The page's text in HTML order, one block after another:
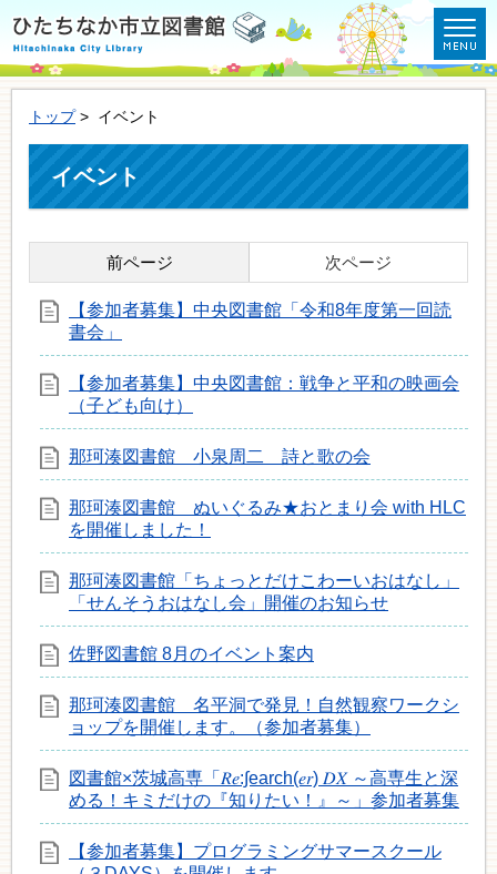
トップ> イベント
イベント
前ページ 次ページ
【参加者募集】中央図書館「令和8年度第一回読
書会」
【参加者募集】中央図書館：戦争と平和の映画会
（子ども向け）
那珂湊図書館 小泉周二 詩と歌の会
那珂湊図書館 ぬいぐるみ★おとまり会 with HLC
を開催しました！
那珂湊図書館「ちょっとだけこわーいおはなし」
「せんそうおはなし会」開催のお知らせ
佐野図書館 8月のイベント案内
那珂湊図書館 名平洞で発見！自然観察ワークシ
ョップを開催します。（参加者募集）
図書館×茨城高専「𝑅𝑒:∫earch(𝑒𝑟) 𝐷𝑋 ～高専生と深
める！キミだけの『知りたい！』～」参加者募集
【参加者募集】プログラミングサマースクール